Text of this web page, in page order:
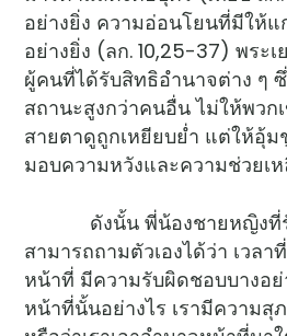
อย่างยิ่ง ความอ่อนโยนที่มีให้
อย่างยิ่ง (ลก. 10,25-37) พระเ
ผู้คนที่ได้รับสิทธิอำนาจต่าง ๆ
สถานะสูงกว่าคนอื่น ไม่ให้พวก
สายตาดูถูกเหยียบย่ำ แต่ให้อุ้
มอบความหวังและความช่วยเ
ดังนั้น พี่น้องชายหญิงที่รัก
สามารถถามตัวเองได้ว่า เวลา
หน้าที่ มีความรับผิดชอบบางอย่
หน้าที่นั้นอย่างไร เรามีความ